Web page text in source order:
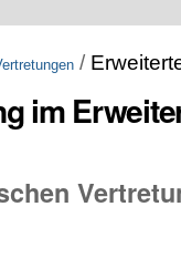
/
im